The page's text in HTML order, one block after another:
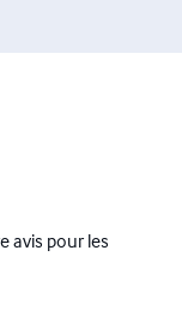
avis pour les